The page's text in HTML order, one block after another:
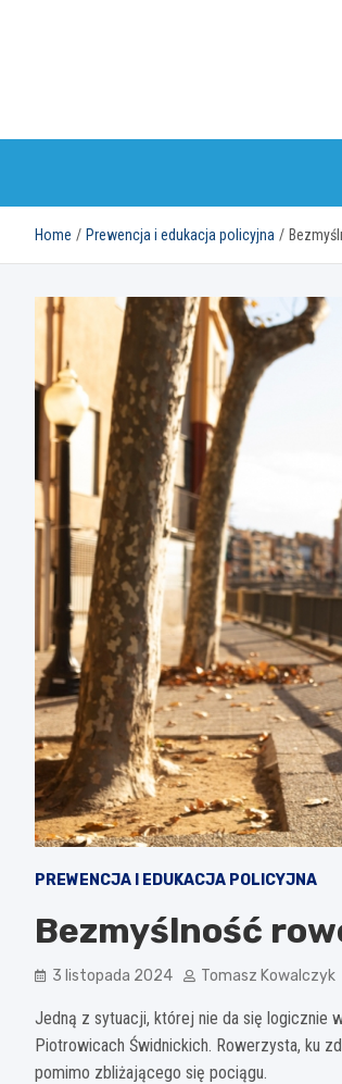
Home Prewencja i edukacja policyjna
PREWENCJA I EDUKACJA POLICYJNA
Bezmyślność
3 listopada 2024 Tomasz Kowalczyk
Jedną z sytuacji, której nie da się logicznie
Piotrowicach Świdnickich. Rowerzysta, ku
pomimo zbliżającego się pociągu.